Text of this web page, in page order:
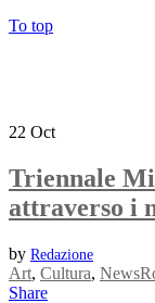
To top
22 Oct
Triennale
attraverso i
by Redazione
Art, Cultura,
Share